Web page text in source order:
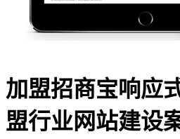
加盟招商宝响应
盟行业网站建设